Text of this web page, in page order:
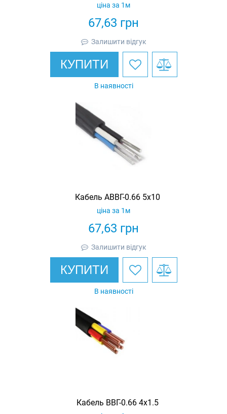
67,63 грн
ціна за 1м
Залишити відгук
КУПИТИ
В наявності
Кабель АВВГ-0.66 5х10
67,63 грн
ціна за 1м
Залишити відгук
КУПИТИ
В наявності
Кабель ВВГ-0.66 4х1.5